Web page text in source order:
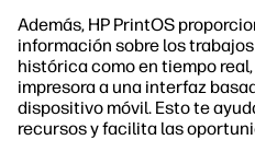
Además, HP PrintOS
información sobre los
histórica como en tiempo
impresora a una interfaz
dispositivo móvil. Esto te
recursos y facilita las